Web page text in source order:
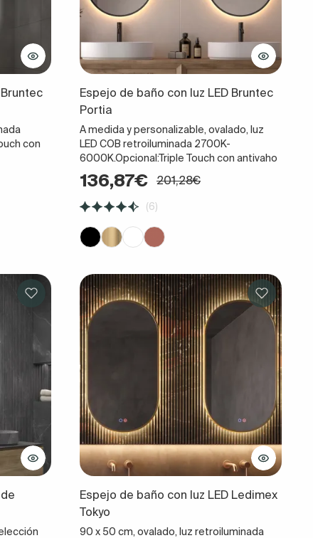
con
Espejo de baño con luz LED Bruntec
Portia
A medida y personalizable, ovalado, luz
LED COB retroiluminada 2700K-
6000K.Opcional:Triple Touch con antivaho
136,87€ 201,28€
(6)
Espejo de baño con luz LED Ledimex
Tokyo
90 x 50 cm, ovalado, luz retroiluminada